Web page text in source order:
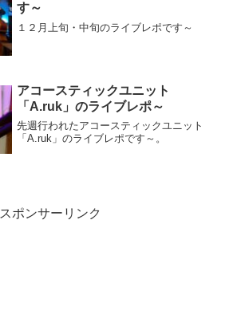
す～
１２月上旬・中旬のライブレポです～
アコースティックユニット
「A.ruk」のライブレポ～
先週行われたアコースティックユニット
「A.ruk」のライブレポです～。
スポンサーリンク